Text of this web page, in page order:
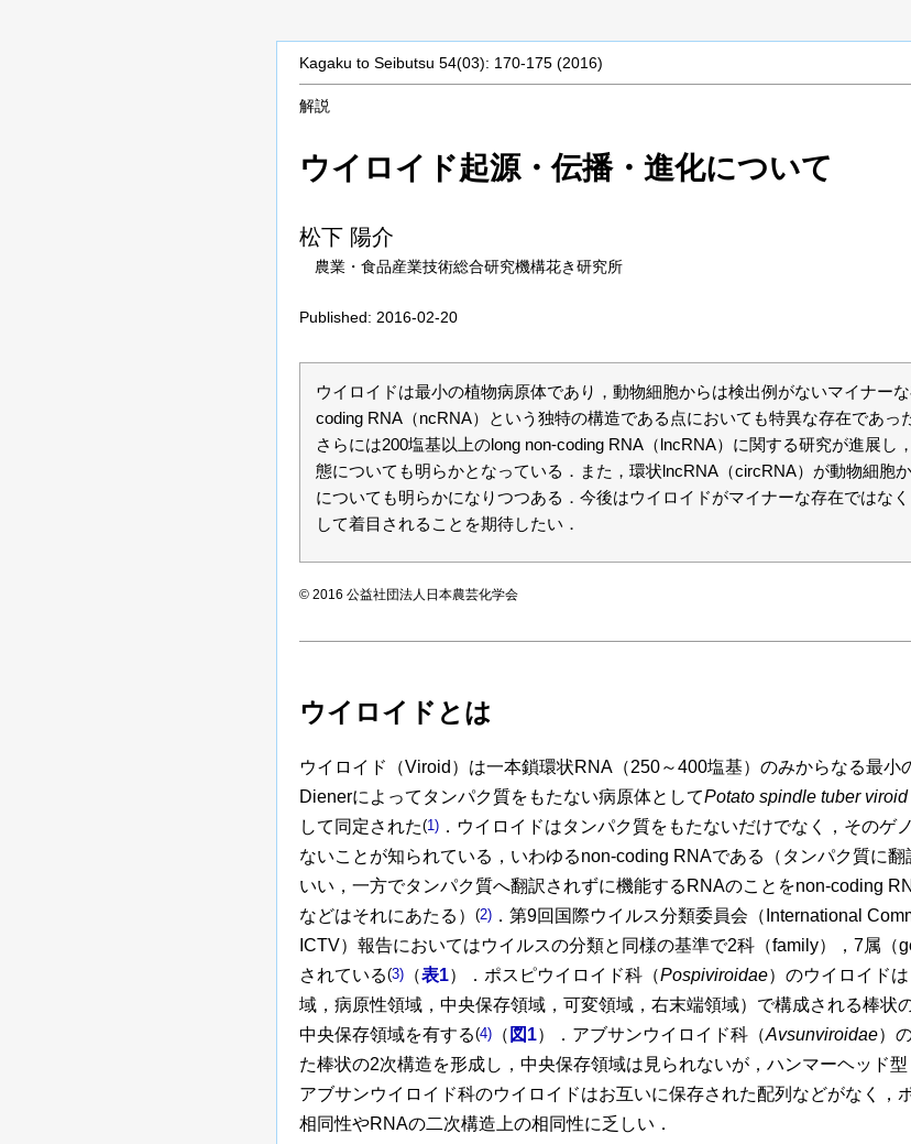
Kagaku to Seibutsu 54(03): 170-175 (2016)
解説
ウイロイド起源・伝播・進化について
松下 陽介
農業・食品産業技術総合研究機構花き研究所
Published: 2016-02-20
ウイロイドは最小の植物病原体であり，動物細胞からは検出例がないマイナー
coding RNA（ncRNA）という独特の構造である点においても特異な存在であっ
さらには200塩基以上のlong non-coding RNA（lncRNA）に関する研究が進展し
態についても明らかとなっている．また，環状lncRNA（circRNA）が動物細胞
についても明らかになりつつある．今後はウイロイドがマイナーな存在ではな
して着目されることを期待したい．
© 2016 公益社団法人日本農芸化学会
ウイロイドとは
ウイロイド（Viroid）は一本鎖環状RNA（250～400塩基）のみからなる最小
Dienerによってタンパク質をもたない病原体としてPotato spindle tuber viroid
して同定された(1) ．ウイロイドはタンパク質をもたないだけでなく，そのゲ
ないことが知られている，いわゆるnon-coding RNAである（タンパク質に
いい，一方でタンパク質へ翻訳されずに機能するRNAのことをnon-coding
などはそれにあたる） (2) ．第9回国際ウイルス分類委員会（International
ICTV）報告においてはウイルスの分類と同様の基準で2科（family），7属（
されている(3) （表1）．ポスピウイロイド科（Pospiviroidae）のウイロイド
域，病原性領域，中央保存領域，可変領域，右末端領域）で構成される棒状
中央保存領域を有する(4) （ 図1）．アブサンウイロイド科（Avsunviroidae）
た棒状の2次構造を形成し，中央保存領域は見られないが，ハンマーヘッド
アブサンウイロイド科のウイロイドはお互いに保存された配列などがなく，
相同性やRNAの二次構造上の相同性に乏しい．